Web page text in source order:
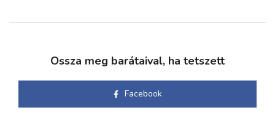
Ossza meg barátaival, ha tetszett
Facebook